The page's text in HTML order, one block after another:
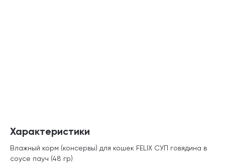
Характеристики
Влажный корм (консервы) для кошек FELIX СУП говядина в
соусе пауч (48 гр)